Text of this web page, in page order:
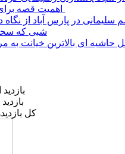
در پارس آباد از نگاه
شبی که
حاشیه ای بالاترین خیانت به
بازدید
بازدید
کل بازدیدها: